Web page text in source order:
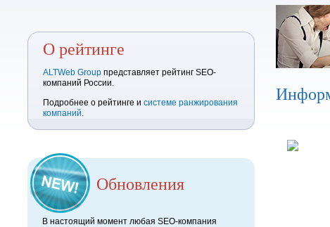
О рейтинге
ALTWeb Group представляет рейтинг SEO-
компаний России.
Подробнее о рейтинге и системе ранжирования
компаний.
Обновления
В настоящий момент любая SEO-компания